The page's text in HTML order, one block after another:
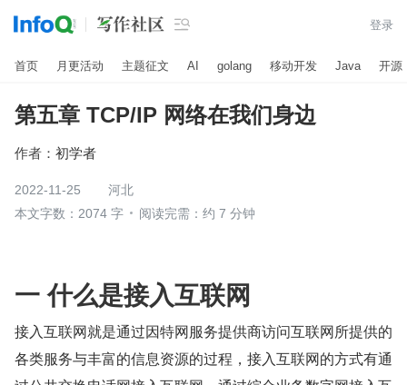
 登录
首页 月更活动 主题征文 AI golang 移动开发 Java 开源
第五章 TCP/IP 网络在我们身边
作者： 初学者
2022-11-25
河北
本文字数：2074 字
阅读完需：约 7 分钟
一 什么是接入互联网
接入互联网就是通过因特网服务提供商访问互联网所提供的
各类服务与丰富的信息资源的过程，接入互联网的方式有通